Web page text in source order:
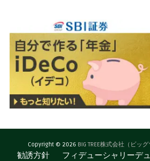
Copyright © 2026 BIG TREE株式会社（ビッ
勧誘方針 フィデューシャリーデ